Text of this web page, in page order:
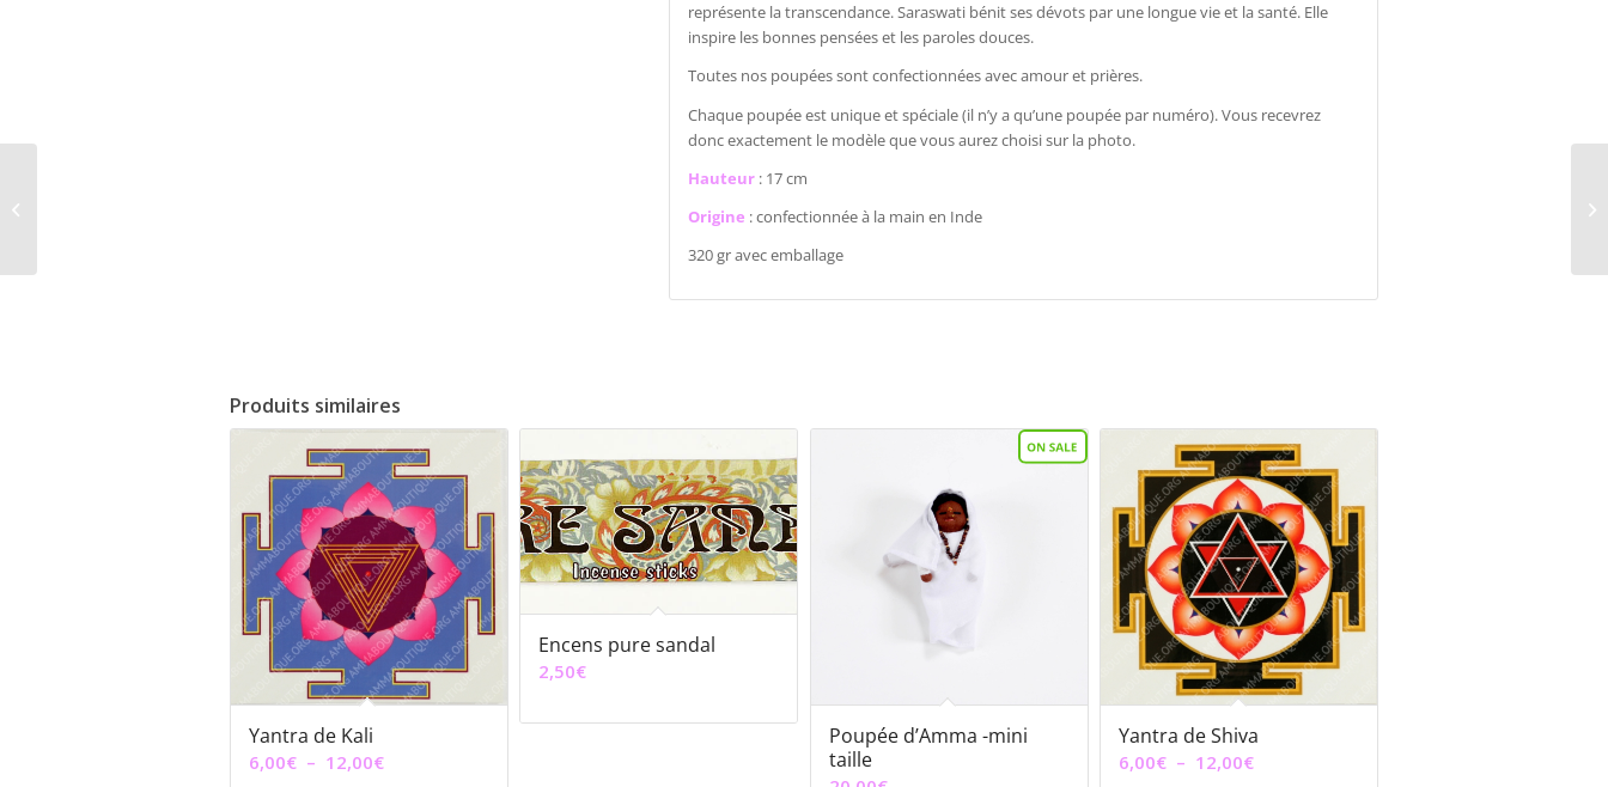
représente la transcendance. Saraswati bénit ses dévots par une longue vie et la santé. Elle
inspire les bonnes pensées et les paroles douces.
Toutes nos poupées sont confectionnées avec amour et prières.
Chaque poupée est unique et spéciale (il n’y a qu’une poupée par numéro). Vous recevrez
donc exactement le modèle que vous aurez choisi sur la photo.
Hauteur: 17 cm
Origine : confectionnée à la main en Inde
320 gr avec emballage
Produits similaires
Yantra de Kali
6,00€ – 12,00€Plage
Encens pure sandal
2,50€
Poupée d’Amma -mini
taille
Yantra de Shiva
6,00€ – 12,00€Plage